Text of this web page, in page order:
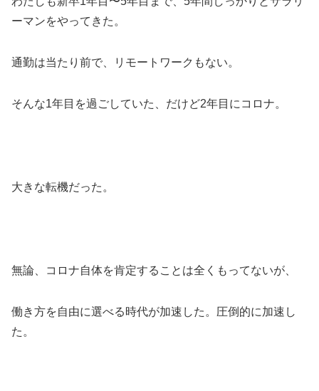
ーマンをやってきた。
通勤は当たり前で、リモートワークもない。
そんな1年目を過ごしていた、だけど2年目にコロナ。
大きな転機だった。
無論、コロナ自体を肯定することは全くもってないが、
働き方を自由に選べる時代が加速した。圧倒的に加速し
た。